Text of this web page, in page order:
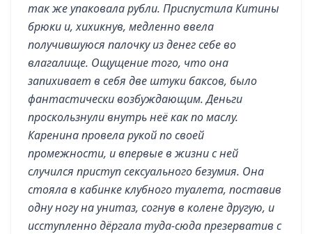
так же упаковала рубли. Приспустила Китины
брюки и, хихикнув, медленно ввела
получившуюся палочку из денег себе во
влагалище. Ощущение того, что она
запихивает в себя две штуки баксов, было
фантастически возбуждающим. Деньги
проскользнули внутрь неё как по маслу.
Каренина провела рукой по своей
промежности, и впервые в жизни с ней
случился приступ сексуального безумия. Она
стояла в кабинке клубного туалета, поставив
одну ногу на унитаз, согнув в колене другую, и
исступленно дёргала туда-сюда презерватив с